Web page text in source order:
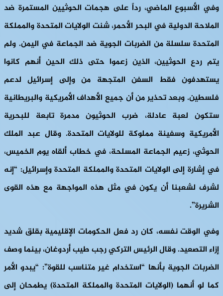
وفي الأسبوع الماضي، رداً على هجمات الحوثيين المستمرة ضد
الملاحة الدولية في البحر الأحمر، شنت الولايات المتحدة والمملكة
المتحدة سلسلة من الضربات الجوية ضد الجماعة في اليمن. ولم
يتم ردع الحوثيين، الذين زعموا حتى ذلك الحين أنهم كانوا
يستهدفون فقط السفن المتجهة من وإلى إسرائيل لدعم
فلسطين. وبعد تحذير من أن جميع الأهداف الأمريكية والبريطانية
ستكون لعبة عادلة، ضرب الحوثيون مدمرة تابعة للبحرية
الأمريكية وسفينة مملوكة للولايات المتحدة. وقال عبد الملك
الحوثي، زعيم الجماعة المسلحة، في خطاب ألقاه يوم الخميس،
في إشارة إلى الولايات المتحدة والمملكة المتحدة وإسرائيل: “إنه
لشرف لشعبنا أن يكون في مثل هذه المواجهة مع هذه القوى
الشريرة”.
وفي الوقت نفسه، كان رد فعل الحكومات الإقليمية بقلق شديد
إزاء التصعيد. وقال الرئيس التركي رجب طيب أردوغان، بينما وصف
الضربات الجوية بأنها “استخدام غير متناسب للقوة”: “يبدو الأمر
كما لو أنهما (الولايات المتحدة والمملكة المتحدة) يطمحان إلى